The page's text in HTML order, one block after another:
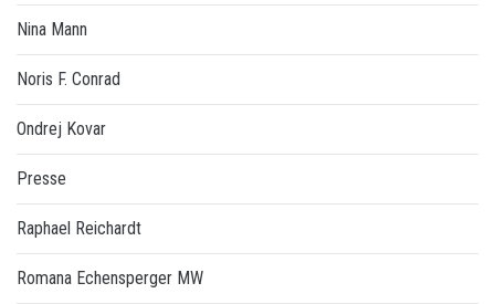
Nina Mann
Noris F. Conrad
Ondrej Kovar
Presse
Raphael Reichardt
Romana Echensperger MW